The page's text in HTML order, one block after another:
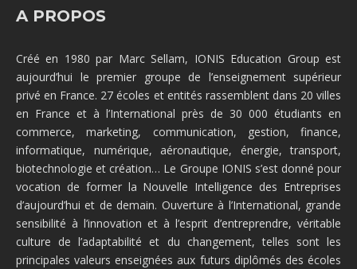
A PROPOS
Créé en 1980 par Marc Sellam, IONIS Education Group est
aujourd’hui le premier groupe de l’enseignement supérieur
privé en France. 27 écoles et entités rassemblent dans 20 villes
en France et à l’International près de 30 000 étudiants en
commerce, marketing, communication, gestion, finance,
informatique, numérique, aéronautique, énergie, transport,
biotechnologie et création… Le Groupe IONIS s’est donné pour
vocation de former la Nouvelle Intelligence des Entreprises
d’aujourd’hui et de demain. Ouverture à l’International, grande
sensibilité à l’innovation et à l’esprit d’entreprendre, véritable
culture de l’adaptabilité et du changement, telles sont les
principales valeurs enseignées aux futurs diplômés des écoles